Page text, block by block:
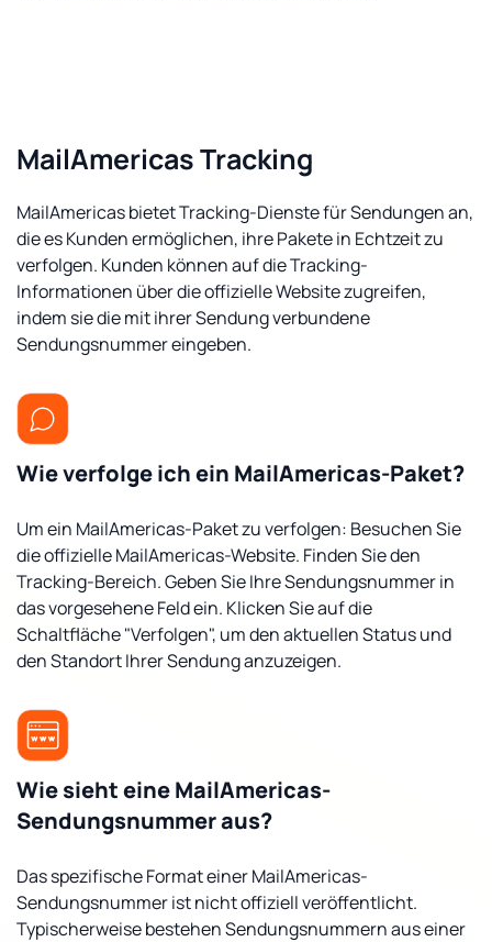
MailAmericas Tracking
MailAmericas bietet Tracking-Dienste für Sendungen an,
die es Kunden ermöglichen, ihre Pakete in Echtzeit zu
verfolgen. Kunden können auf die Tracking-
Informationen über die offizielle Website zugreifen,
indem sie die mit ihrer Sendung verbundene
Sendungsnummer eingeben.
Wie verfolge ich ein MailAmericas-Paket?
Um ein MailAmericas-Paket zu verfolgen: Besuchen Sie
die offizielle MailAmericas-Website. Finden Sie den
Tracking-Bereich. Geben Sie Ihre Sendungsnummer in
das vorgesehene Feld ein. Klicken Sie auf die
Schaltfläche "Verfolgen", um den aktuellen Status und
den Standort Ihrer Sendung anzuzeigen.
Wie sieht eine MailAmericas-
Sendungsnummer aus?
Das spezifische Format einer MailAmericas-
Sendungsnummer ist nicht offiziell veröffentlicht.
Typischerweise bestehen Sendungsnummern aus einer